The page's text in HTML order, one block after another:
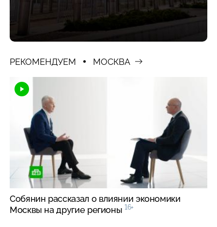
РЕКОМЕНДУЕМ МОСКВА
Собянин рассказал о влиянии экономики
Москвы на другие регионы 16+